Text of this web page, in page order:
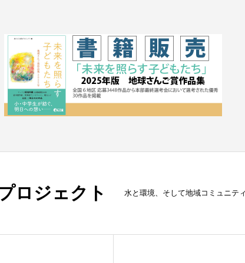
ロジェクト 水と環境、そして地域コミュニテ